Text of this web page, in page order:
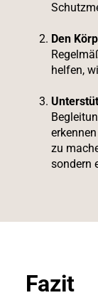
Den
helfen,
zu
sondern
Fazit